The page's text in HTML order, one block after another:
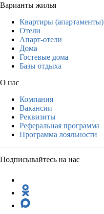
Варианты жилья
Квартиры (апартаменты)
Отели
Апарт-отели
Дома
Гостевые дома
Базы отдыха
О нас
Компания
Вакансии
Реквизиты
Реферальная программа
Программа лояльности
Подписывайтесь на нас